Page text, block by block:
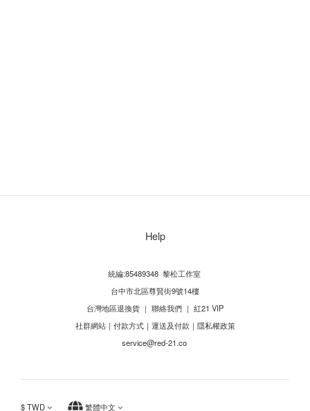
Help
統編:85489348 黎松工作室
台中市北區尊賢街9號14樓
台灣地區退換貨 ｜ 聯絡我們 ｜ 紅21 VIP
社群網站｜ 付款方式｜ 運送及付款 ｜ 隱私權政策
service@red-21.co
$TWD 繁體中文